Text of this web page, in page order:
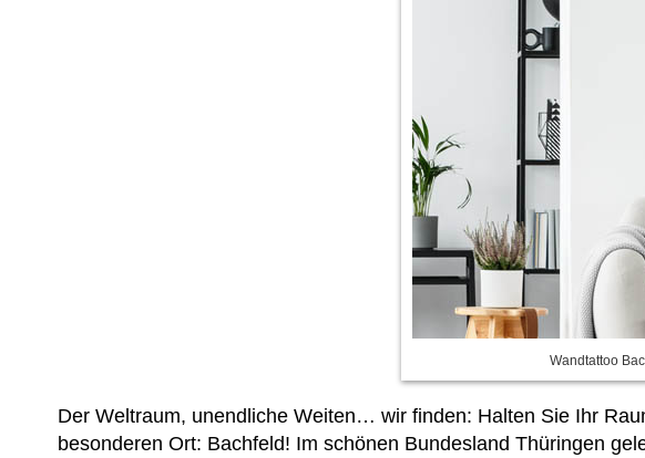
Wandtattoo
Der Weltraum, unendliche Weiten… wir finden: Halten Sie Ihr
besonderen Ort: Bachfeld! Im schönen Bundesland Thüringen